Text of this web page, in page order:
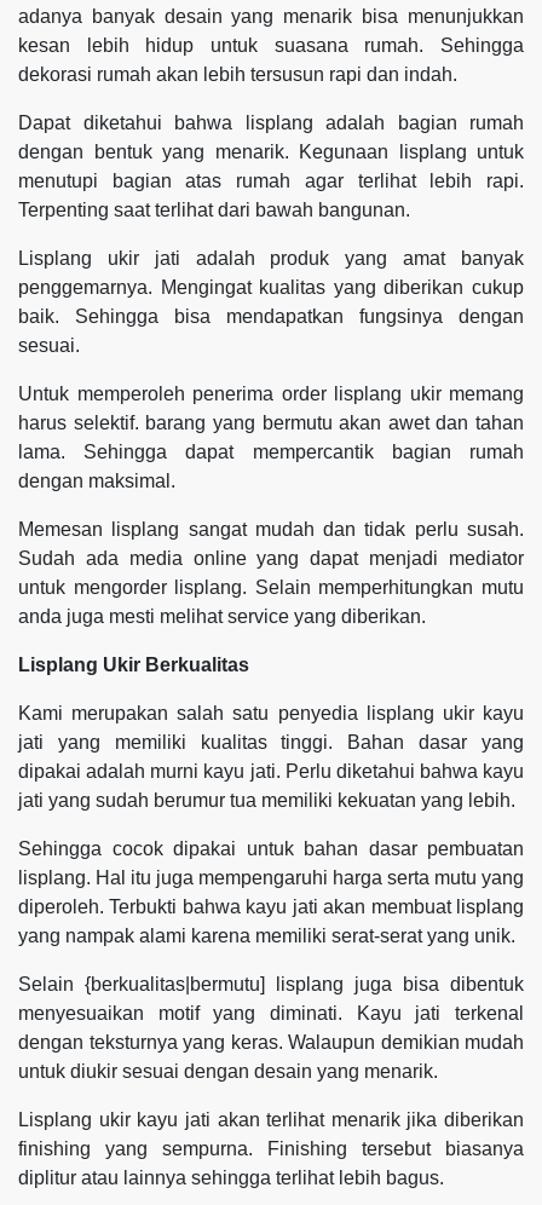
adanya banyak desain yang menarik bisa menunjukkan
kesan lebih hidup untuk suasana rumah. Sehingga
dekorasi rumah akan lebih tersusun rapi dan indah.
Dapat diketahui bahwa lisplang adalah bagian rumah
dengan bentuk yang menarik. Kegunaan lisplang untuk
menutupi bagian atas rumah agar terlihat lebih rapi.
Terpenting saat terlihat dari bawah bangunan.
Lisplang ukir jati adalah produk yang amat banyak
penggemarnya. Mengingat kualitas yang diberikan cukup
baik. Sehingga bisa mendapatkan fungsinya dengan
sesuai.
Untuk memperoleh penerima order lisplang ukir memang
harus selektif. barang yang bermutu akan awet dan tahan
lama. Sehingga dapat mempercantik bagian rumah
dengan maksimal.
Memesan lisplang sangat mudah dan tidak perlu susah.
Sudah ada media online yang dapat menjadi mediator
untuk mengorder lisplang. Selain memperhitungkan mutu
anda juga mesti melihat service yang diberikan.
Lisplang Ukir Berkualitas
Kami merupakan salah satu penyedia lisplang ukir kayu
jati yang memiliki kualitas tinggi. Bahan dasar yang
dipakai adalah murni kayu jati. Perlu diketahui bahwa kayu
jati yang sudah berumur tua memiliki kekuatan yang lebih.
Sehingga cocok dipakai untuk bahan dasar pembuatan
lisplang. Hal itu juga mempengaruhi harga serta mutu yang
diperoleh. Terbukti bahwa kayu jati akan membuat lisplang
yang nampak alami karena memiliki serat-serat yang unik.
Selain {berkualitas|bermutu] lisplang juga bisa dibentuk
menyesuaikan motif yang diminati. Kayu jati terkenal
dengan teksturnya yang keras. Walaupun demikian mudah
untuk diukir sesuai dengan desain yang menarik.
Lisplang ukir kayu jati akan terlihat menarik jika diberikan
finishing yang sempurna. Finishing tersebut biasanya
diplitur atau lainnya sehingga terlihat lebih bagus.